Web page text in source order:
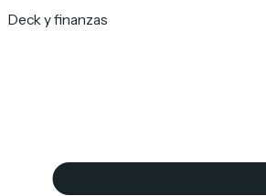
Deck y finanzas